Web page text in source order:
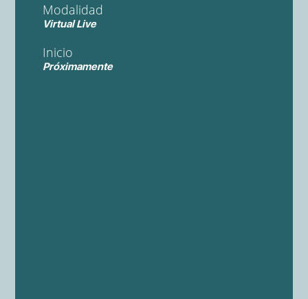
Modalidad
Virtual Live
Inicio
Próximamente